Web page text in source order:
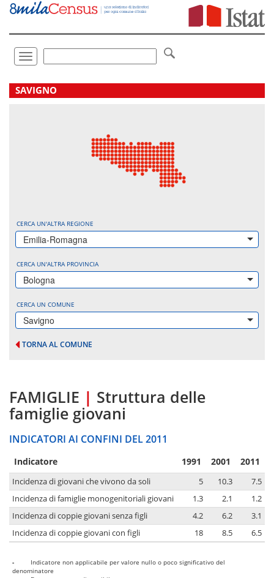
Vai
direttamente
Toggle
navigation
.
SAVIGNO
CERCA UN'ALTRA REGIONE
Emilia-Romagna
CERCA UN'ALTRA PROVINCIA
Bologna
CERCA UN COMUNE
Savigno
TORNA AL COMUNE
FAMIGLIE | Struttura delle
famiglie giovani
INDICATORI AI CONFINI DEL 2011
Indicatore 1991 2001 2011
Incidenza di giovani che vivono da soli 5 10.3
7.5
Incidenza di famiglie monogenitoriali giovani
1.3 2.1
1.2
Incidenza di coppie giovani senza figli
4.2 6.2
3.1
Incidenza di coppie giovani con figli
18 8.5 6.5
-
Indicatore non applicabile per valore nullo o poco significativo del
denominatore